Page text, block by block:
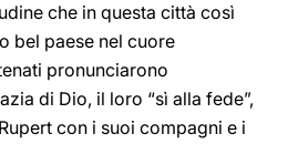
che in questa città così
bel paese nel cuore
pronunciarono
di Dio, il loro “sì alla fede”,
con i suoi compagni e i